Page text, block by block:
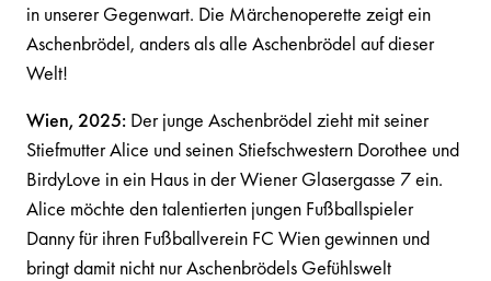
in unserer Gegenwart. Die Märchenoperette zeigt ein
Aschenbrödel, anders als alle Aschenbrödel auf dieser
Welt!
Wien, 2025: Der junge Aschenbrödel zieht mit seiner
Stiefmutter Alice und seinen Stiefschwestern Dorothee und
BirdyLove in ein Haus in der Wiener Glasergasse 7 ein.
Alice möchte den talentierten jungen Fußballspieler
Danny für ihren Fußballverein FC Wien gewinnen und
bringt damit nicht nur Aschenbrödels Gefühlswelt